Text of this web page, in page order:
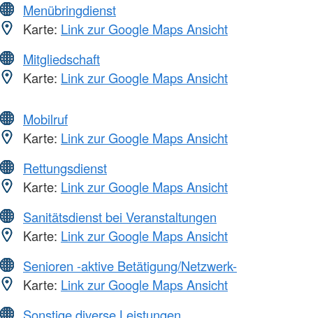
Menübringdienst
Karte: Link zur Google Maps Ansicht
Mitgliedschaft
Karte: Link zur Google Maps Ansicht
Mobilruf
Karte: Link zur Google Maps Ansicht
Rettungsdienst
Karte: Link zur Google Maps Ansicht
Sanitätsdienst bei Veranstaltungen
Karte: Link zur Google Maps Ansicht
Senioren -aktive Betätigung/Netzwerk-
Karte: Link zur Google Maps Ansicht